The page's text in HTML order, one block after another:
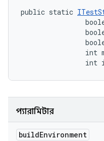
public static
int
int
প্যারামিটার
buildEnvironment